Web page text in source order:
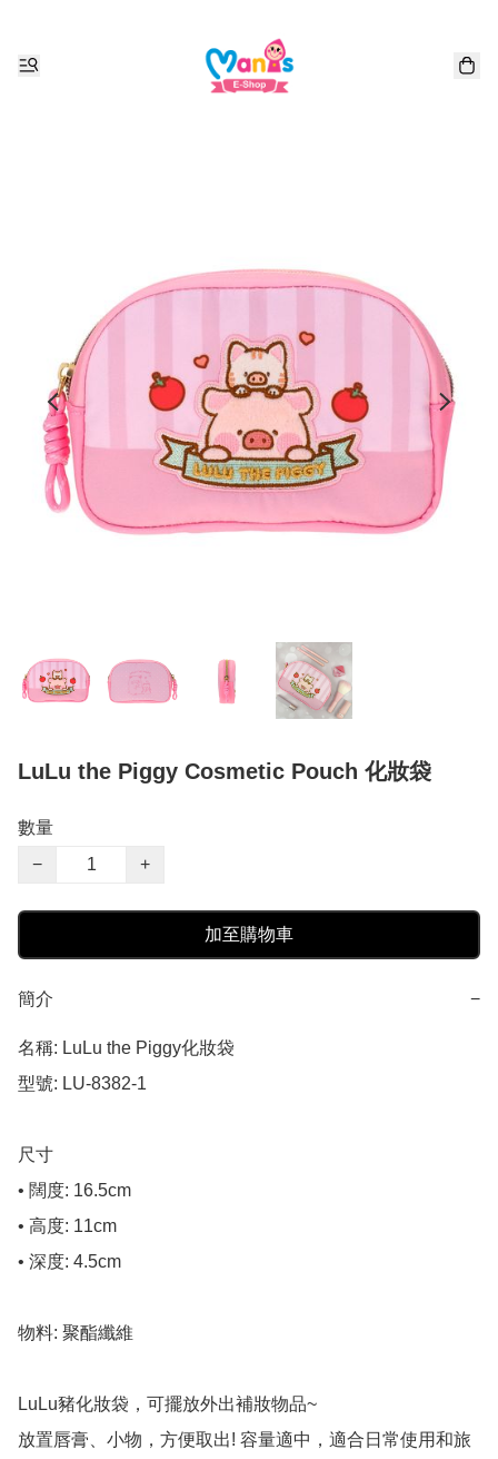
LuLu the Piggy Cosmetic Pouch 化妝袋
數量
−
+
加至購物車
簡介 −
名稱: LuLu the Piggy化妝袋
型號: LU-8382-1
尺寸
• 闊度: 16.5cm
• 高度: 11cm
• 深度: 4.5cm
物料: 聚酯纖維
LuLu豬化妝袋，可擺放外出補妝物品~
放置唇膏、小物，方便取出! 容量適中，適合日常使用和旅